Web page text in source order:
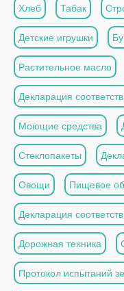
Хлеб Табак
Детские игрушки
Растительное масло
Декларация
Моющие средства
Стеклопакеты
Овощи Пищевое
Декларация
Дорожная техника
Протокол испытаний